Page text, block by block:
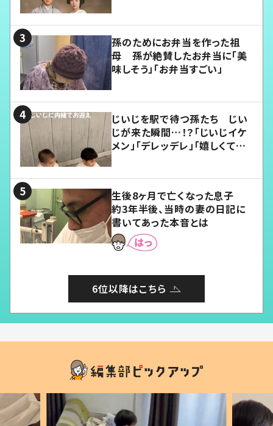
孫のためにお弁当を作った祖
母 孫が絶賛したお弁当に「美
味しそう」「お弁当すごい」
じいじを駅で待つ孫たち じい
じが来た瞬間…！？「じいじイケ
メン」「デレッデレ」「嬉しくて可
生後8ヶ月で亡くなった息子
約3年半後、当時の妻の日記に
書いてあった本音とは
6位以降はこちら